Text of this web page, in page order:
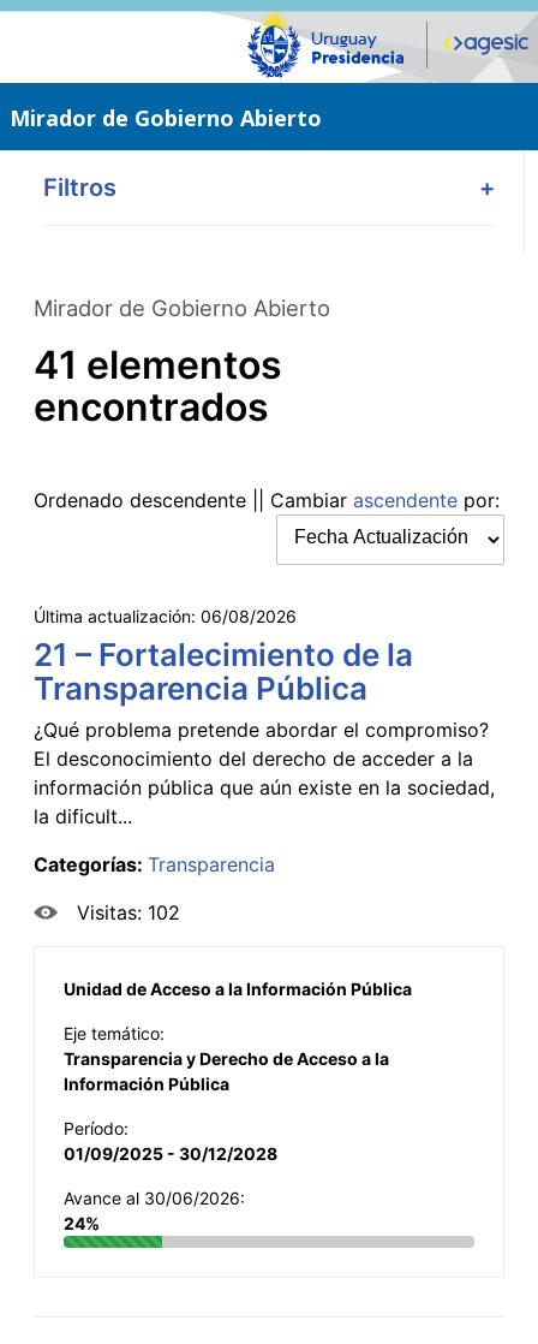
Saltar
Mirador de Gobierno Abierto
Filtros +
Mirador de Gobierno Abierto
41 elementos
encontrados
Ordenado descendente || Cambiar ascendente por:
Última actualización: 06/08/2026
21 – Fortalecimiento de la
Transparencia Pública
¿Qué problema pretende abordar el compromiso?
El desconocimiento del derecho de acceder a la
información pública que aún existe en la sociedad,
la dificult...
Categorías: Transparencia
Visitas: 102
Unidad de Acceso a la Información Pública
Eje temático:
Transparencia y Derecho de Acceso a la
Información Pública
Período:
01/09/2025 - 30/12/2028
Avance al 30/06/2026:
24%